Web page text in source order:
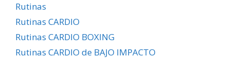
Rutinas
Rutinas CARDIO
Rutinas CARDIO BOXING
Rutinas CARDIO de BAJO IMPACTO